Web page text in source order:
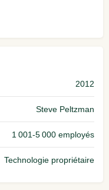
2012
Steve Peltzman
1 001-5 000 employés
Technologie propriétaire